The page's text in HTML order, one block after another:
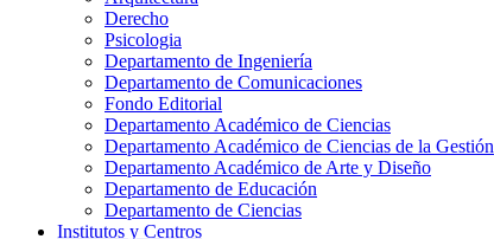
Derecho
Psicologia
Departamento de Ingeniería
Departamento de Comunicaciones
Fondo Editorial
Departamento Académico de Ciencias
Departamento Académico de Ciencias de la Gestión
Departamento Académico de Arte y Diseño
Departamento de Educación
Departamento de Ciencias
Institutos y Centros